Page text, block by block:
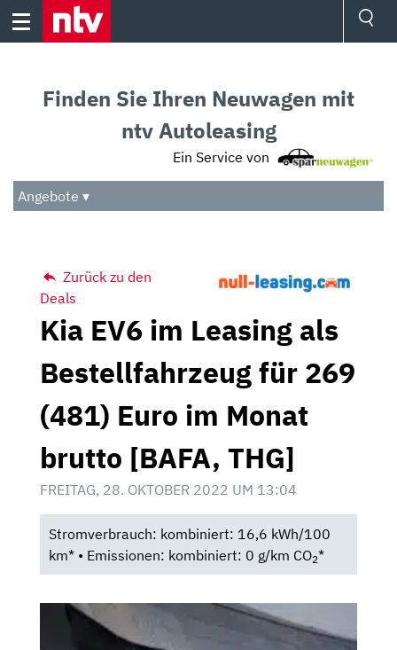
Skip
Audio
Das Beste
Finden Sie Ihren Neuwagen mit
ntv Autoleasing
Ein Service von
Angebote ▾
Zurück zu den
Deals
Kia EV6 im Leasing als
Bestellfahrzeug für 269
(481) Euro im Monat
brutto [BAFA, THG]
FREITAG, 28. OKTOBER 2022 UM 13:04
Stromverbrauch: kombiniert: 16,6 kWh/100
km* • Emissionen: kombiniert: 0 g/km CO2*